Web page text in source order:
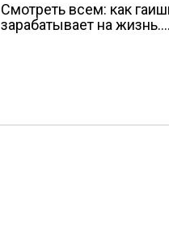
Смотреть всем: как
зарабатывает на